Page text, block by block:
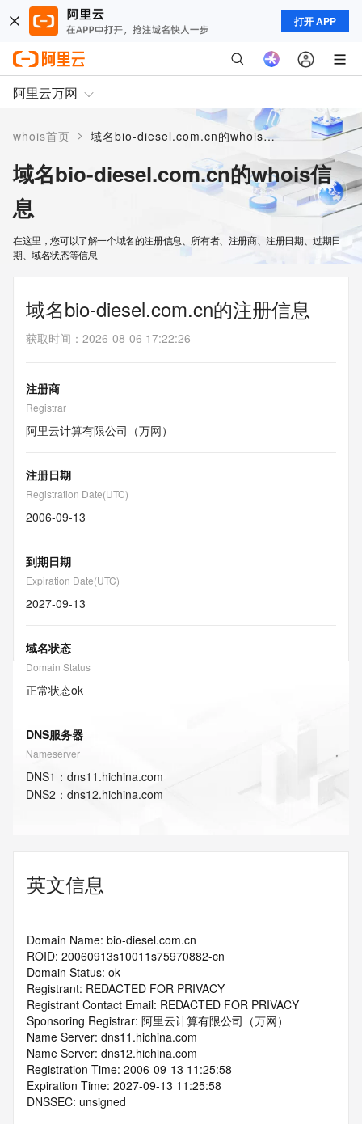
打开 APP
阿里云万网
whois首页 > 域名bio-diesel.com.cn的whois信息
域名bio-diesel.com.cn的whois信
息
在这里，您可以了解一个域名的注册信息、所有者、注册商、注册日期、过期日
期、域名状态等信息
域名bio-diesel.com.cn的注册信息
获取时间 ： 2026-08-06 17:22:26
注册商
Registrar
阿里云计算有限公司（万网）
注册日期
Registration Date(UTC)
2006-09-13
到期日期
Expiration Date(UTC)
2027-09-13
域名状态
Domain Status
正常状态ok
DNS服务器
Nameserver
DNS1 ： dns11.hichina.com
DNS2 ： dns12.hichina.com
英文信息
Domain Name: bio-diesel.com.cn
ROID: 20060913s10011s75970882-cn
Domain Status: ok
Registrant: REDACTED FOR PRIVACY
Registrant Contact Email: REDACTED FOR PRIVACY
Sponsoring Registrar: 阿里云计算有限公司（万网）
Name Server: dns11.hichina.com
Name Server: dns12.hichina.com
Registration Time: 2006-09-13 11:25:58
Expiration Time: 2027-09-13 11:25:58
DNSSEC: unsigned